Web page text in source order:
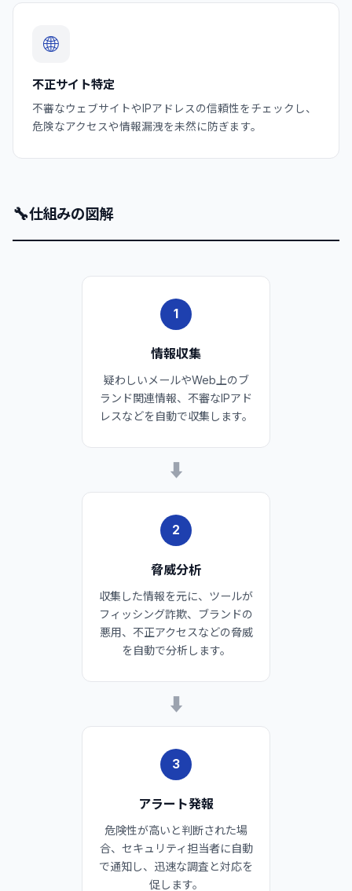
🌐
不正サイト特定
不審なウェブサイトやIPアドレスの信頼性をチェックし、
危険なアクセスや情報漏洩を未然に防ぎます。
🔧仕組みの図解
1
情報収集
疑わしいメールやWeb上のブ
ランド関連情報、不審なIPアド
レスなどを自動で収集します。
➡
2
脅威分析
収集した情報を元に、ツールが
フィッシング詐欺、ブランドの
悪用、不正アクセスなどの脅威
を自動で分析します。
➡
3
アラート発報
危険性が高いと判断された場
合、セキュリティ担当者に自動
で通知し、迅速な調査と対応を
促します。